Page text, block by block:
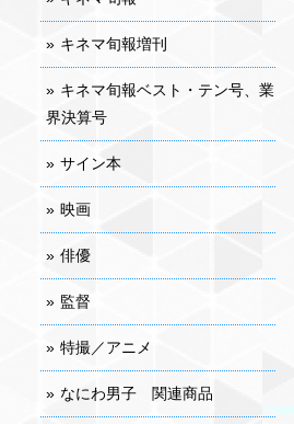
キネマ旬報増刊
キネマ旬報ベスト・テン号、業
界決算号
サイン本
映画
俳優
監督
特撮／アニメ
なにわ男子 関連商品